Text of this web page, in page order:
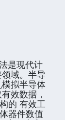
是现代计
域。半导
拟半导体
效数据，
的 有效工
器件数值